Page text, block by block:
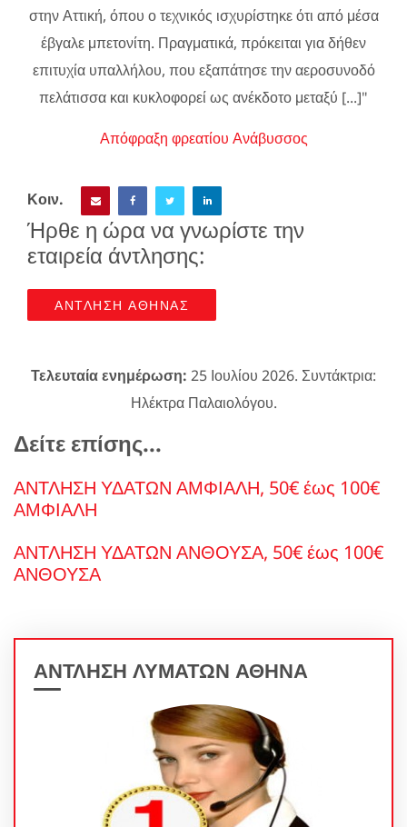
στην Αττική, όπου ο τεχνικός ισχυρίστηκε ότι από μέσα
έβγαλε μπετονίτη. Πραγματικά, πρόκειται για δήθεν
επιτυχία υπαλλήλου, που εξαπάτησε την αεροσυνοδό
πελάτισσα και κυκλοφορεί ως ανέκδοτο μεταξύ [...]"
Απόφραξη φρεατίου Ανάβυσσος
Κοιν.
Ήρθε η ώρα να γνωρίστε την
εταιρεία άντλησης:
ΑΝΤΛΗΣΗ ΑΘΗΝΑΣ
Τελευταία ενημέρωση: 25 Ιουλίου 2026. Συντάκτρια:
Ηλέκτρα Παλαιολόγου.
Δείτε επίσης...
ΑΝΤΛΗΣΗ ΥΔΑΤΩΝ ΑΜΦΙΑΛΗ, 50€ έως 100€
ΑΜΦΙΑΛΗ
ΑΝΤΛΗΣΗ ΥΔΑΤΩΝ ΑΝΘΟΥΣΑ, 50€ έως 100€
ΑΝΘΟΥΣΑ
ΑΝΤΛΗΣΗ ΛΥΜΑΤΩΝ ΑΘΗΝΑ